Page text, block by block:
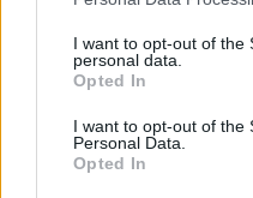
I want to opt-out of the
personal data.
Opted In
I want to opt-out of the
Personal Data.
Opted In